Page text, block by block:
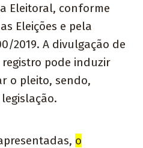
Eleitoral, conforme
Eleições e pela
2019. A divulgação de
registro pode induzir
o pleito, sendo,
o